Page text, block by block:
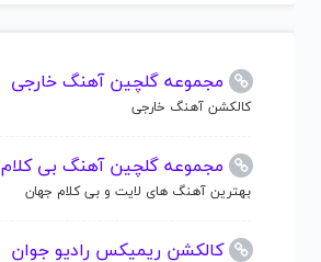
مجموعه گلچین آهنگ خارجی
کالکشن آهنگ خارجی
مجموعه گلچین آهنگ بی کلام
بهترین آهنگ های لایت و بی کلام جهان
کالکشن ریمیکس رادیو جوان